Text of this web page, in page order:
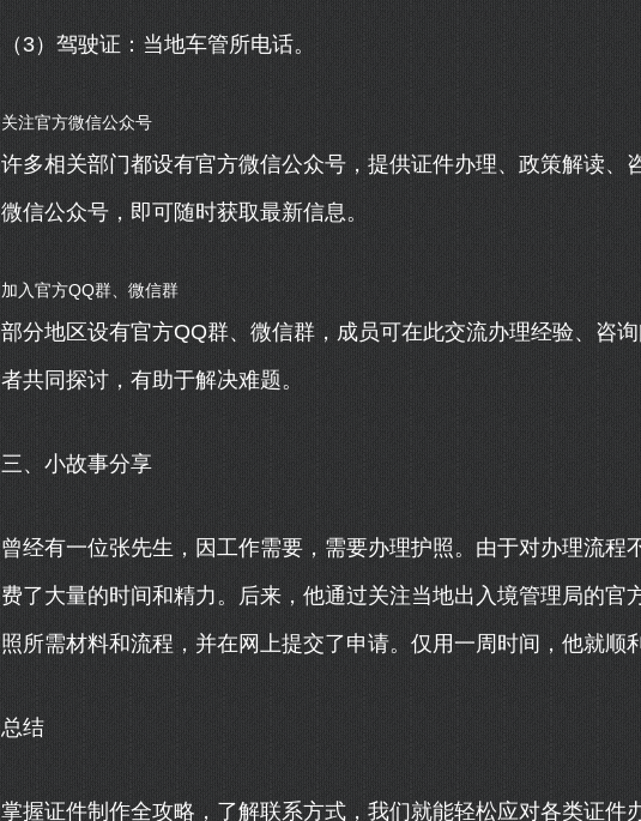
（3）驾驶证：当地车管所电话。
关注官方微信公众号
许多相关部门都设有官方微信公众号，提供证件办理、政策解读、
微信公众号，即可随时获取最新信息。
加入官方QQ群、微信群
部分地区设有官方QQ群、微信群，成员可在此交流办理经验、咨
者共同探讨，有助于解决难题。
三、小故事分享
曾经有一位张先生，因工作需要，需要办理护照。由于对办理流程
费了大量的时间和精力。后来，他通过关注当地出入境管理局的官
照所需材料和流程，并在网上提交了申请。仅用一周时间，他就顺
总结
掌握证件制作全攻略，了解联系方式，我们就能轻松应对各类证件